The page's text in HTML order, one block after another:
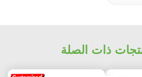
ذات الصلة